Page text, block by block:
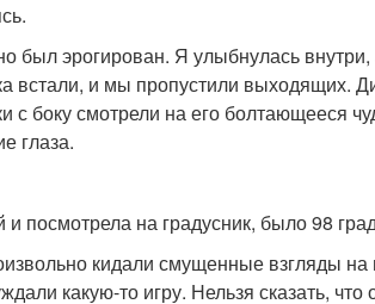
был эрогирован. Я улыбнулась
встали, и мы пропустили выходящих.
с боку смотрели на его болтающееся
глаза.
посмотрела на градусник, было 98
кидали смущенные взгляды
какую-то игру. Нельзя сказать,